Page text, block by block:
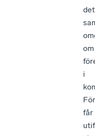
det
om
i
får